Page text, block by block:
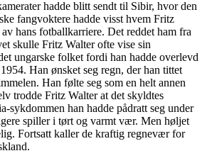
hadde blitt sendt til Sibir, hvor den
fangvoktere hadde visst hvem Fritz
hans fotballkarriere. Det reddet ham fra
skulle Fritz Walter ofte vise sin
ungarske folket fordi han hadde overlevd
Han ønsket seg regn, der han tittet
Han følte seg som en helt annen
trodde Fritz Walter at det skyldtes
sykdommen han hadde pådratt seg under
spiller i tørt og varmt vær. Men høljet
Fortsatt kaller de kraftig regnevær for